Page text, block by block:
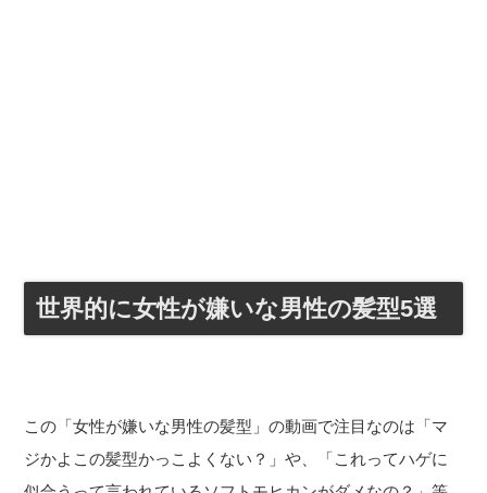
世界的に女性が嫌いな男性の髪型5選
この「女性が嫌いな男性の髪型」の動画で注目なのは「マ
ジかよこの髪型かっこよくない？」や、「これってハゲに